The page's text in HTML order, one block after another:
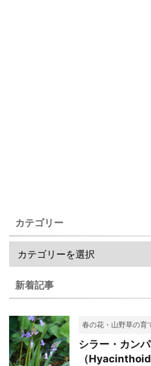
カテゴリー
新着記事
春の花・山野草の育
シラー・カン
（